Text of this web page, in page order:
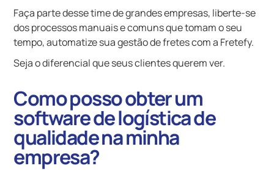
Faça parte desse time de grandes empresas, liberte-se
dos processos manuais e comuns que tomam o seu
tempo, automatize sua gestão de fretes com a Fretefy.
Seja o diferencial que seus clientes querem ver.
Como posso obter um
software de logística de
qualidade na minha
empresa?